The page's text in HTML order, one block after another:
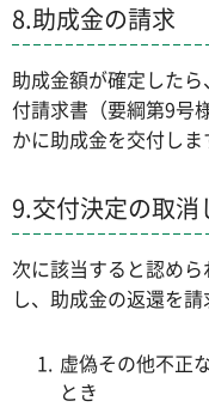
8.助成金の請求
助成金額が確定した
付請求書（要綱第9号
かに助成金を交付しま
9.交付決定の取消
次に該当すると認め
し、助成金の返還を請
虚偽その他不正
とき